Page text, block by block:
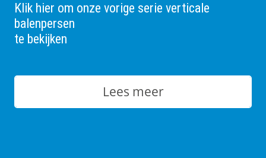
Klik hier om onze vorige serie verticale
balenpersen
te bekijken
Lees meer